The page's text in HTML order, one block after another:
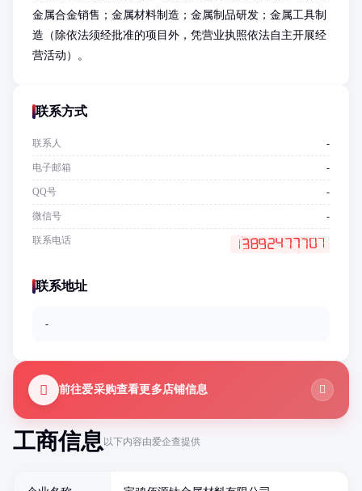
工商信息以下内容由爱企查提供
金属合金销售；金属材料制造；金属制品研发；金属工具制
造（除依法须经批准的项目外，凭营业执照依法自主开展经
营活动）。
联系方式
联系人 -
电子邮箱 -
QQ号 -
微信号 -
联系电话
联系地址
-
前往爱采购查看更多店铺信息